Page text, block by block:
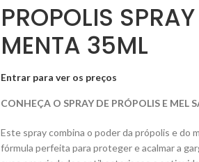
PROPOLIS
MENTA 35ML
Entrar para ver os preços
CONHEÇA O SPRAY DE PRÓPOLIS E MEL
Este spray combina o poder da própolis e do
fórmula perfeita para proteger e acalmar a